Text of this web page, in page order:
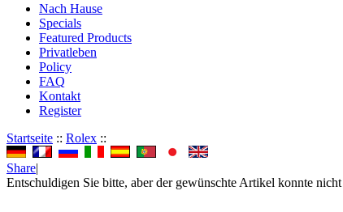
Nach Hause
Specials
Featured Products
Privatleben
Policy
FAQ
Kontakt
Register
Startseite :: Rolex ::
Share|
Entschuldigen Sie bitte, aber der gewünschte Artikel konnte